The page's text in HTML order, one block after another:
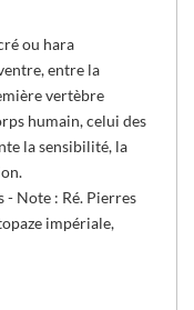
ou hara
entre la
vertèbre
humain, celui des
la sensibilité, la
- Note : Ré. Pierres
impériale,